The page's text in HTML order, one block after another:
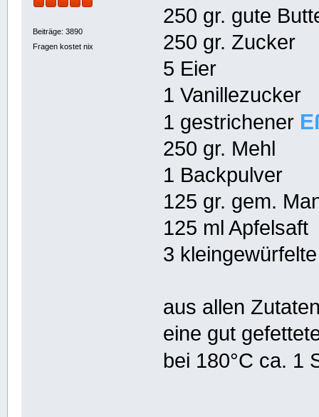
Beiträge: 3890
Fragen kostet nix
250 gr. gute
250 gr. Zucker
5 Eier
1 Vanillezucker
1 gestrichener
250 gr. Mehl
1 Backpulver
125 gr. gem.
125 ml Apfelsaft
3
aus allen
eine gut
bei 180°C ca. 1